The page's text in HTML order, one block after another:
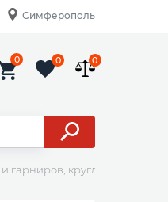
Симферополь
0 0 0
гарниров, круглая 6*4 см